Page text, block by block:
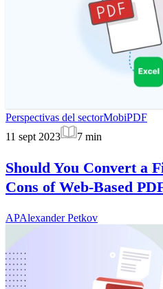
Perspectivas del sectorMobiPDF
11 sept 2023
7 min
Should You Convert a
Cons of Web-Based
APAlexander Petkov